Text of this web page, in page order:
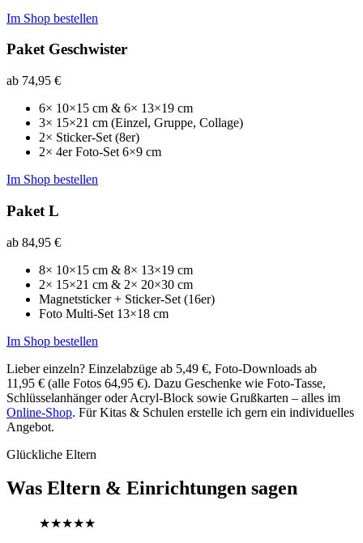
Im Shop bestellen
Paket Geschwister
ab 74,95 €
6× 10×15 cm & 6× 13×19 cm
3× 15×21 cm (Einzel, Gruppe, Collage)
2× Sticker‑Set (8er)
2× 4er Foto‑Set 6×9 cm
Im Shop bestellen
Paket L
ab 84,95 €
8× 10×15 cm & 8× 13×19 cm
2× 15×21 cm & 2× 20×30 cm
Magnetsticker + Sticker‑Set (16er)
Foto Multi‑Set 13×18 cm
Im Shop bestellen
Lieber einzeln? Einzelabzüge ab 5,49 €, Foto‑Downloads ab
11,95 € (alle Fotos 64,95 €). Dazu Geschenke wie Foto‑Tasse,
Schlüsselanhänger oder Acryl‑Block sowie Grußkarten – alles im
Online‑Shop. Für Kitas & Schulen erstelle ich gern ein individuelles
Angebot.
Glückliche Eltern
Was Eltern & Einrichtungen sagen
★★★★★